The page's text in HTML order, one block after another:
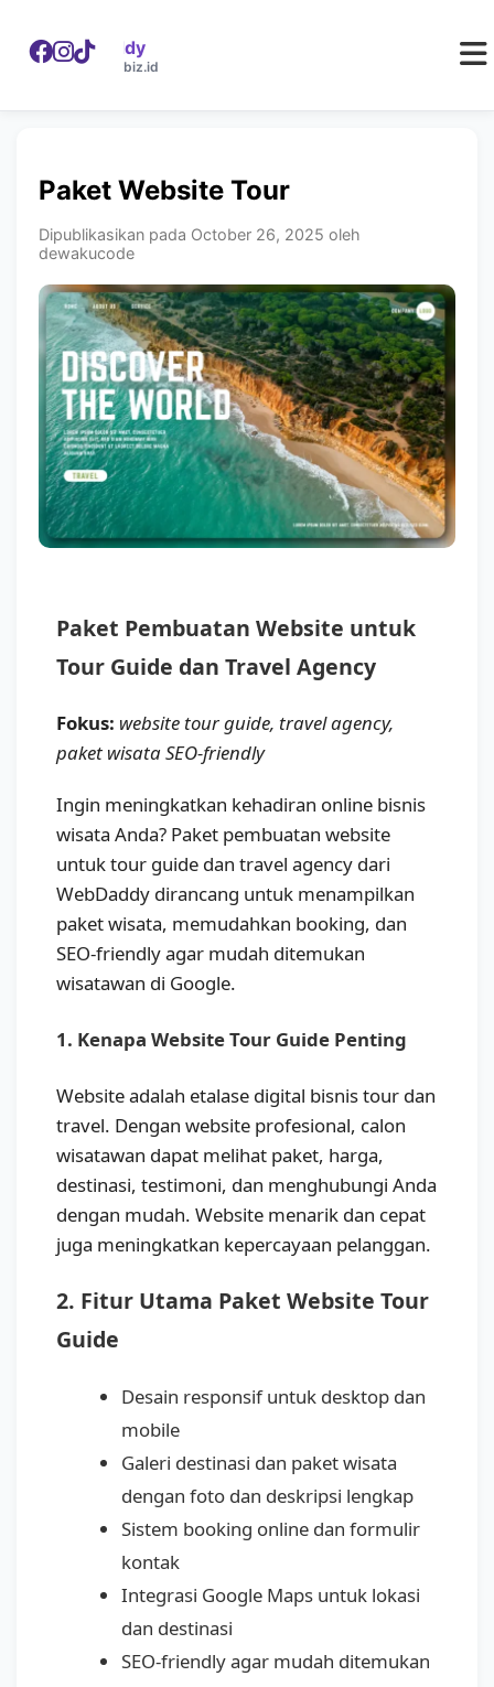
W WebDaddy
webdaddy.biz.id
Paket Website Tour
Dipublikasikan pada October 26, 2025 oleh
dewakucode
Paket Pembuatan Website untuk
Tour Guide dan Travel Agency
Fokus: website tour guide, travel agency,
paket wisata SEO-friendly
Ingin meningkatkan kehadiran online bisnis
wisata Anda? Paket pembuatan website
untuk tour guide dan travel agency dari
WebDaddy dirancang untuk menampilkan
paket wisata, memudahkan booking, dan
SEO-friendly agar mudah ditemukan
wisatawan di Google.
1. Kenapa Website Tour Guide Penting
Website adalah etalase digital bisnis tour dan
travel. Dengan website profesional, calon
wisatawan dapat melihat paket, harga,
destinasi, testimoni, dan menghubungi Anda
dengan mudah. Website menarik dan cepat
juga meningkatkan kepercayaan pelanggan.
2. Fitur Utama Paket Website Tour
Guide
Desain responsif untuk desktop dan
mobile
Galeri destinasi dan paket wisata
dengan foto dan deskripsi lengkap
Sistem booking online dan formulir
kontak
Integrasi Google Maps untuk lokasi
dan destinasi
SEO-friendly agar mudah ditemukan